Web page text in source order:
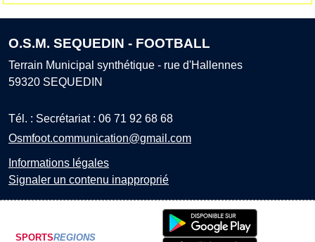
O.S.M. SEQUEDIN - FOOTBALL
Terrain Municipal synthétique - rue d'Hallennes
59320 SEQUEDIN
Tél. : Secrétariat : 06 71 92 68 68
Osmfoot.communication@gmail.com
Informations légales
Signaler un contenu inapproprié
SPORTSREGIONS